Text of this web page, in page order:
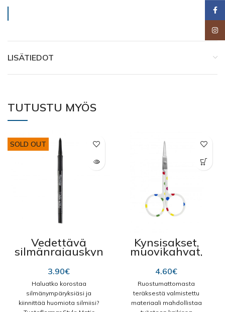
LISÄTIEDOT
TUTUSTU MYÖS
SOLD OUT
Vedettävä
silmänrajauskyn
ä ”Flormar Style
Matic S02” Uusi
Musta
3.90€
Haluatko korostaa
silmänympäryksiäsi ja
kiinnittää huomiota silmiisi?
Kynsisakset,
muovikahvat,
9367, valkoiset,
pilkulliset
4.60€
Ruostumattomasta
teräksestä valmistettu
materiaali mahdollistaa